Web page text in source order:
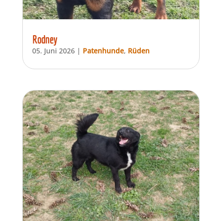
Rodney
05. Juni 2026| Patenhunde, Rüden